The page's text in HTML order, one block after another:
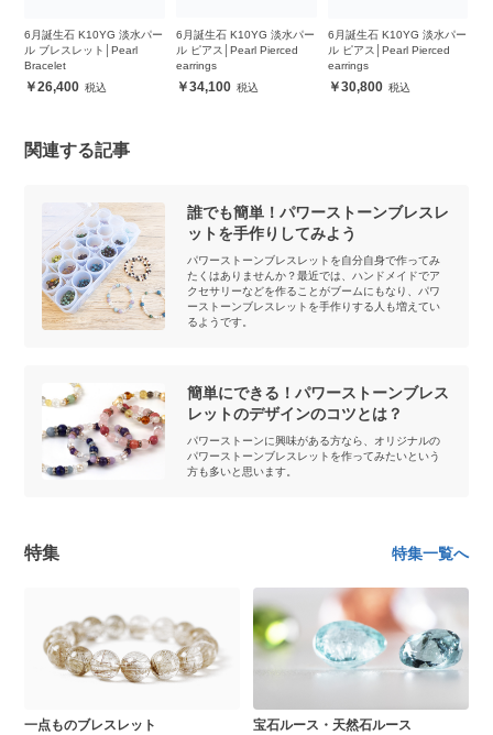
6月誕生石 K10YG 淡水パー
ル ブレスレット│Pearl
Bracelet
26,400
6月誕生石 K10YG 淡水パー
ル ピアス│Pearl Pierced
earrings
34,100
6月誕生石 K10YG 淡水パー
ル ピアス│Pearl Pierced
earrings
30,800
関連する記事
誰でも簡単！パワーストーンブレスレ
ットを手作りしてみよう
パワーストーンブレスレットを自分自身で作ってみ
たくはありませんか？最近では、ハンドメイドでア
クセサリーなどを作ることがブームにもなり、パワ
ーストーンブレスレットを手作りする人も増えてい
るようです。
簡単にできる！パワーストーンブレス
レットのデザインのコツとは？
パワーストーンに興味がある方なら、オリジナルの
パワーストーンブレスレットを作ってみたいという
方も多いと思います。
特集 特集一覧へ
一点ものブレスレット 宝石ルース・天然石ルース